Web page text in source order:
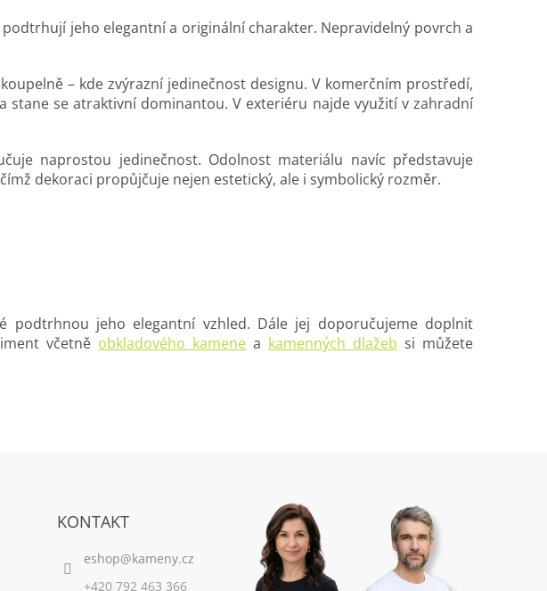
jeho elegantní a originální charakter. Nepravidelný povrch a
– kde zvýrazní jedinečnost designu. V komerčním prostředí,
se atraktivní dominantou. V exteriéru najde využití v zahradní
naprostou jedinečnost. Odolnost materiálu navíc představuje
dekoraci propůjčuje nejen estetický, ale i symbolický rozměr.
podtrhnou jeho elegantní vzhled. Dále jej doporučujeme doplnit
včetně obkladového kamene a kamenných dlažeb si můžete
KONTAKT
+420 792 463 366